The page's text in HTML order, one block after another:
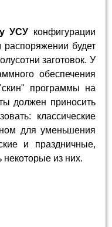
УСУ конфигурации
будет
заготовок. У
обеспечения
программы на
должен приносить
классические
для уменьшения
и праздничные,
из них.